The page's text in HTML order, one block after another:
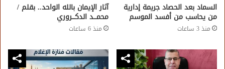
السماد بعد الحصاد جريمة إدارية
من يحاسب من أفسد الموسم
منذ 3 ساعات
آثار الإيمان بالله الواحد.. بقلم /
محمـــد الدكـــروري
منذ 6 ساعات